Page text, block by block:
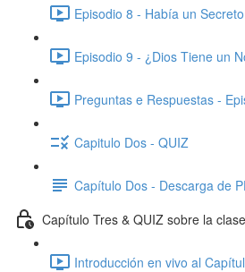
Episodio 8 - Había un
Episodio 9 - ¿Dios Tiene un
Preguntas e Respuestas -
Capitulo Dos - QUIZ
Capítulo Dos - Descarga de
Capítulo Tres & QUIZ sobre la clase
Introducción en vivo al